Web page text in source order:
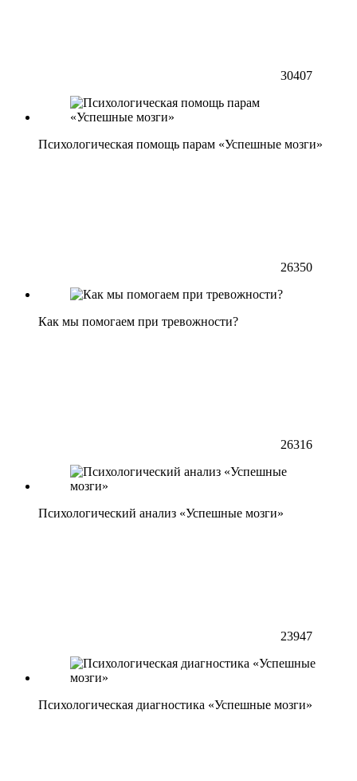
30407
Психологическая помощь парам «Успешные мозги»
26350
Как мы помогаем при тревожности?
26316
Психологический анализ «Успешные мозги»
23947
Психологическая диагностика «Успешные мозги»